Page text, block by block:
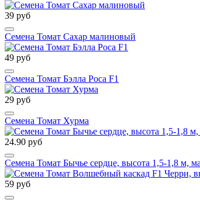
39 руб
Семена Томат Сахар малиновый
49 руб
Семена Томат Бэлла Роса F1
29 руб
Семена Томат Хурма
24.90 руб
Семена Томат Бычье сердце, высота 1,5-1,8 м,
59 руб